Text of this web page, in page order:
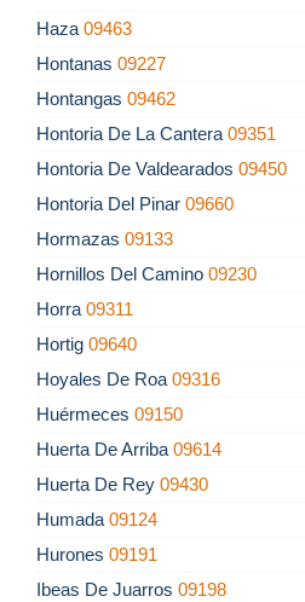
Haza 09463
Hontanas 09227
Hontangas 09462
Hontoria De La Cantera 09351
Hontoria De Valdearados 09450
Hontoria Del Pinar 09660
Hormazas 09133
Hornillos Del Camino 09230
Horra 09311
Hortig 09640
Hoyales De Roa 09316
Huérmeces 09150
Huerta De Arriba 09614
Huerta De Rey 09430
Humada 09124
Hurones 09191
Ibeas De Juarros 09198